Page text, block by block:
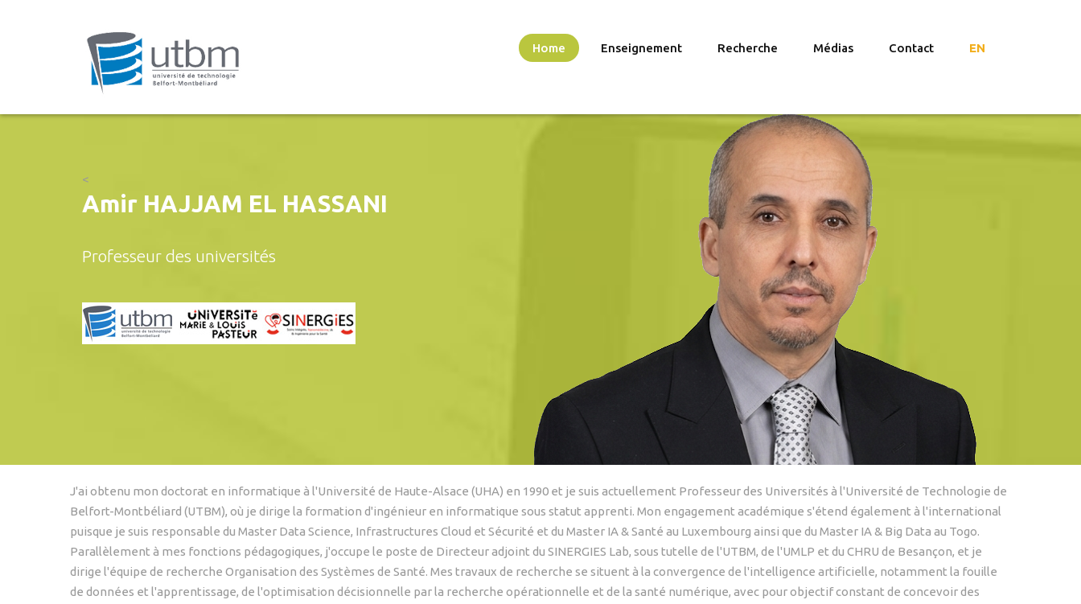
Home Enseignement Recherche Médias Contact EN
<
Amir HAJJAM EL HASSANI
Professeur des universités
J'ai obtenu mon doctorat en informatique à l'Université de Haute-Alsace (UHA) en 1990 et je suis actuellement Professeur des Universités à l'Université de Technologie de
Belfort-Montbéliard (UTBM), où je dirige la formation d'ingénieur en informatique sous statut apprenti. Mon engagement académique s'étend également à l'international
puisque je suis responsable du Master Data Science, Infrastructures Cloud et Sécurité et du Master IA & Santé au Luxembourg ainsi que du Master IA & Big Data au Togo.
Parallèlement à mes fonctions pédagogiques, j'occupe le poste de Directeur adjoint du SINERGIES Lab, sous tutelle de l'UTBM, de l'UMLP et du CHRU de Besançon, et je
dirige l'équipe de recherche Organisation des Systèmes de Santé. Mes travaux de recherche se situent à la convergence de l'intelligence artificielle, notamment la fouille
de données et l'apprentissage, de l'optimisation décisionnelle par la recherche opérationnelle et de la santé numérique, avec pour objectif constant de concevoir des